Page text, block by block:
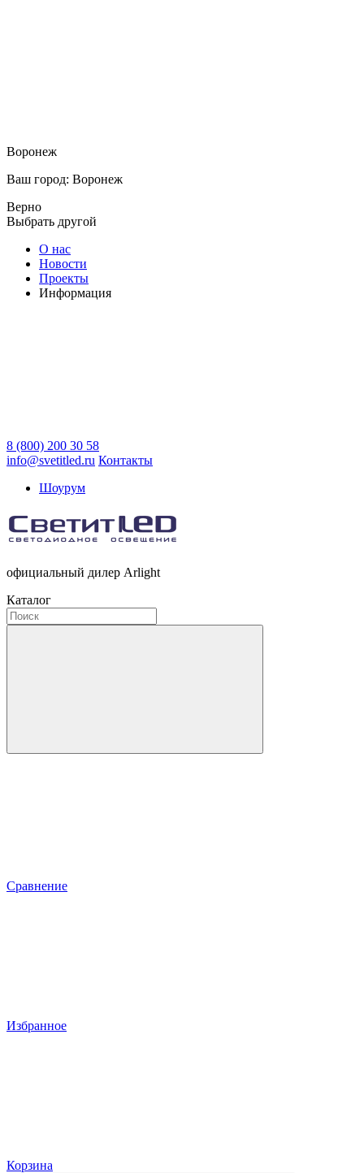
Воронеж
Ваш город: Воронеж
Верно
Выбрать другой
О нас
Новости
Проекты
Информация
8 (800) 200 30 58
info@svetitled.ru Контакты
Шоурум
официальный дилер Arlight
Каталог
Сравнение
Избранное
Корзина